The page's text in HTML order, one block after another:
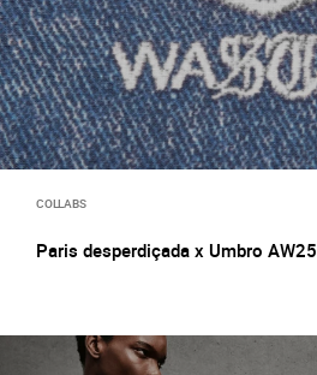
COLLABS
Paris desperdiçada x Umbro AW25